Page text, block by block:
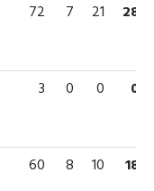
72 7 21 28
3 0 0 0
60 8 10 18